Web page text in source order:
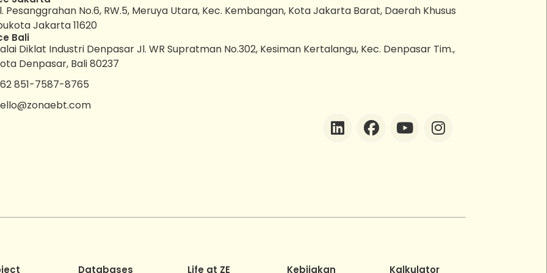
Pesanggrahan No.6, RW.5, Meruya Utara, Kec. Kembangan, Kota Jakarta Barat, Daerah Khusus
Jakarta 11620
Bali
Diklat Industri Denpasar Jl. WR Supratman No.302, Kesiman Kertalangu, Kec. Denpasar Tim.,
Denpasar, Bali 80237
851-7587-8765
Databases Life at ZE Kebijakan Kalkulator